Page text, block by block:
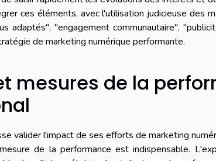
ces éléments, avec l'utilisation judicieuse des
adaptés", "engagement communautaire",
de marketing numérique performante.
mesures de la
valider l'impact de ses efforts de marketing
de la performance est indispensable.